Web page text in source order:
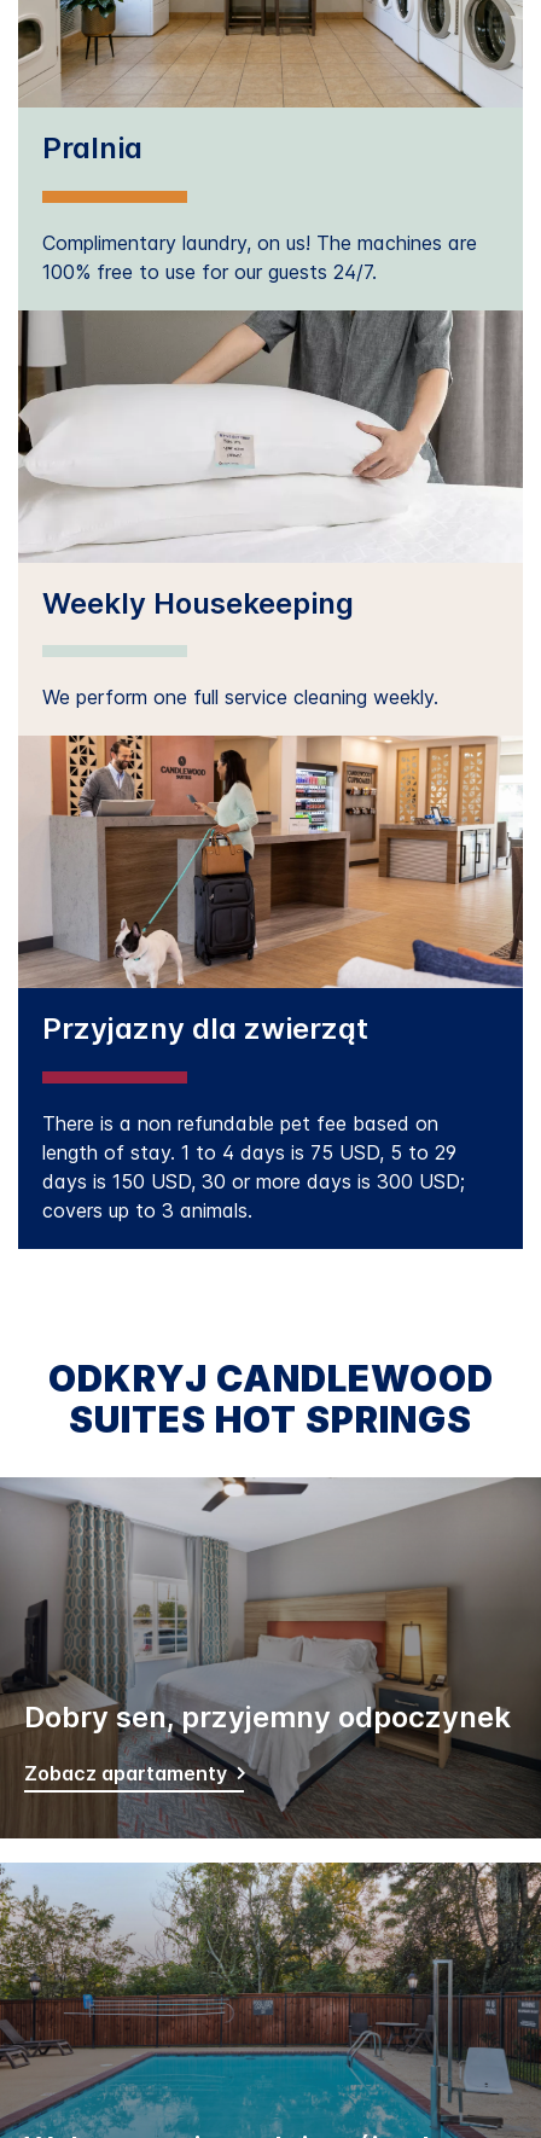
Pralnia
Complimentary laundry, on us! The machines are
100% free to use for our guests 24/7.
Weekly Housekeeping
We perform one full service cleaning weekly.
Przyjazny dla zwierząt
There is a non refundable pet fee based on
length of stay. 1 to 4 days is 75 USD, 5 to 29
days is 150 USD, 30 or more days is 300 USD;
covers up to 3 animals.
ODKRYJ CANDLEWOOD
SUITES HOT SPRINGS
Dobry sen, przyjemny odpoczynek
Zobacz apartamenty